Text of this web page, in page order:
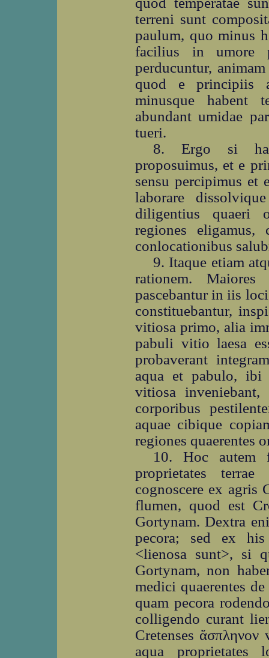
terreni sunt
paulum, quo minus
facilius in umore
perducuntur,
quod e principiis
minusque habent
abundant umidae
tueri.
8. Ergo si
proposuimus, et e
sensu percipimus et
laborare
diligentius quaeri
regiones
conlocationibus
9. Itaque etiam
rationem.
pascebantur in iis
constituebantur,
vitiosa primo, alia
pabuli vitio laesa
probaverant
aqua et pabulo, ibi
vitiosa inveniebant,
corporibus
aquae cibique
regiones quaerentes
10. Hoc autem
proprietates
cognoscere ex agris
flumen, quod est
Gortynam. Dextra
pecora; sed ex his
<lienosa sunt>, si
Gortynam, non
medici quaerentes
quam pecora
colligendo curant
Cretenses
aqua proprietates